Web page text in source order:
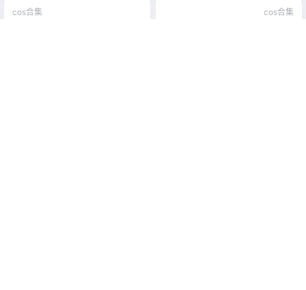
cos合集 cos合集